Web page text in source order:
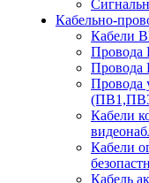
Кабельно-
Кабели
Провода
Кабели
Кабели
Кабель